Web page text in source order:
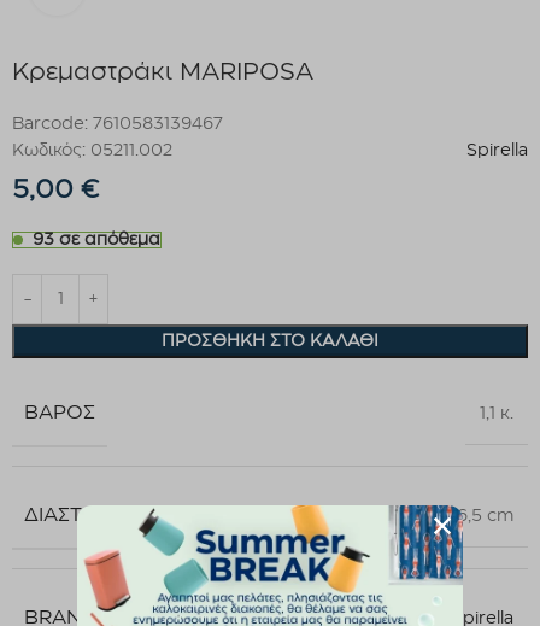
Κρεμαστράκι MARIPOSA
Barcode: 7610583139467
Κωδικός: 05211.002
Spirella
5,00 €
93 σε απόθεμα
ΠΡΟΣΘΉΚΗ ΣΤΟ ΚΑΛΆΘΙ
ΒΆΡΟΣ 1,1 κ.
ΔΙΑΣΤΆΣΕΙΣ 8 × 6,5 cm
BRAND Spirella